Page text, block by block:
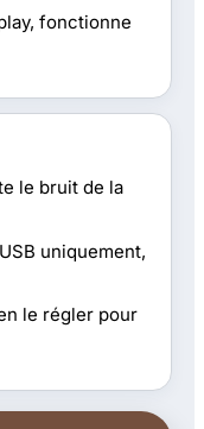
fonctionne
le bruit de la
uniquement,
le régler pour